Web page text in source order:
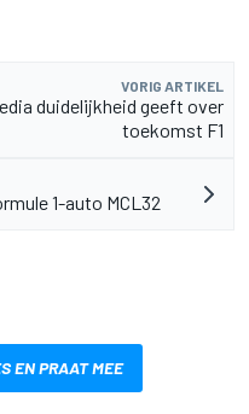
VORIG ARTIKEL
duidelijkheid geeft over
toekomst F1
1-auto MCL32
EN PRAAT MEE